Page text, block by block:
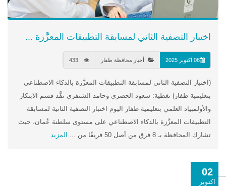
اختبار التصفية الثاني لمسابقة التطبيقات المعزَّزة ...
08 اكتوبر 2025 أخبار محافظة ظفار
(اختبار التصفية الثاني لمسابقة التطبيقات المعزَّزة بالذكاء الاصطناعي
بتعليمية ظفار) تغطية: سعود الحضري وحامد الشنفري نفَّذ قسم الابتكار
والأولمبياد العلمي بتعليمية ظفار اليوم اختبار التصفية الثانية لمسابقة
التطبيقات المعزَّزة بالذكاء الاصطناعي على مستوى سلطنة عُمان، حيث
تشارك المحافظة بـ 8 فرق من أصل 50 فريقًا من ...
المزيد
02
اكتوبر